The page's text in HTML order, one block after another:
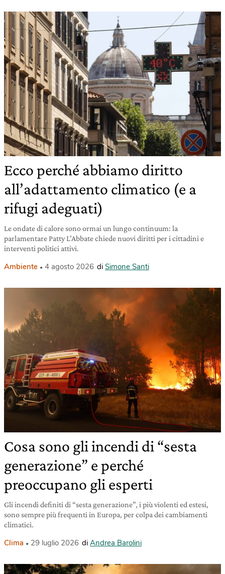
Ecco perché abbiamo diritto
all’adattamento climatico (e a
rifugi adeguati)
Le ondate di calore sono ormai un lungo continuum: la
parlamentare Patty L’Abbate chiede nuovi diritti per i cittadini e
interventi politici attivi.
Ambiente 4 agosto 2026 di Simone Santi
Cosa sono gli incendi di “sesta
generazione” e perché
preoccupano gli esperti
Gli incendi definiti di “sesta generazione”, i più violenti ed estesi,
sono sempre più frequenti in Europa, per colpa dei cambiamenti
climatici.
Clima 29 luglio 2026 di Andrea Barolini